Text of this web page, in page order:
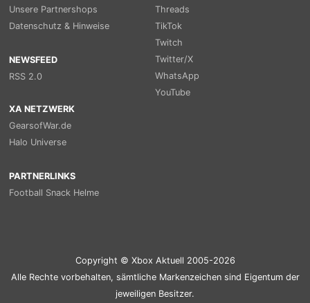
Unsere Partnershops
Datenschutz & Hinweise
NEWSFEED
RSS 2.0
Threads
TikTok
Twitch
Twitter/X
WhatsApp
YouTube
XA NETZWERK
GearsofWar.de
Halo Universe
PARTNERLINKS
Football Snack Helme
Copyright © Xbox Aktuell 2005-2026
Alle Rechte vorbehalten, sämtliche Markenzeichen sind Eigentum der
jeweiligen Besitzer.